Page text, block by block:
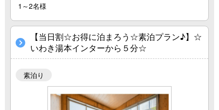
1～2名様
【当日割☆お得に泊まろう☆素泊プラン♪】☆
いわき湯本インターから５分☆
素泊り